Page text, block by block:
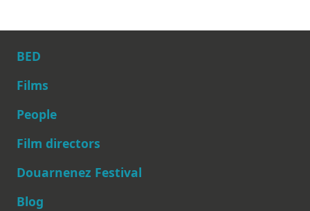
Main navigation
BED
Films
People
Film directors
Douarnenez Festival
Blog